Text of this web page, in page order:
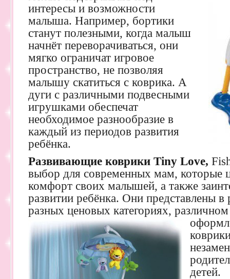
интересы и возможности
малыша. Например, бортики
станут полезными, когда малыш
начнёт переворачиваться, они
мягко ограничат игровое
пространство, не позволяя
малышу скатиться с коврика. А
дуги с различными подвесными
игрушками обеспечат
необходимое разнообразие в
каждый из периодов развития
ребёнка.
Развивающие коврики Tiny Love,
выбор для современных мам, которые
комфорт своих малышей, а также
развитии ребёнка. Они представлены в
разных ценовых категориях,
детей.